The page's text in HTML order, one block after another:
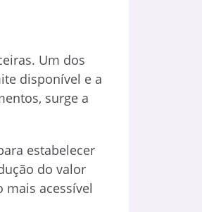
Um dos
disponível e a
surge a
estabelecer
do valor
acessível